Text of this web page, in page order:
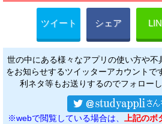
ツイート シェア
世の中にある様々なアプリの使い方や
をお知らせするツイッターアカウントで
利ネタ等もお送りするのでフォロー
※webで閲覧している場合は、上記のボ